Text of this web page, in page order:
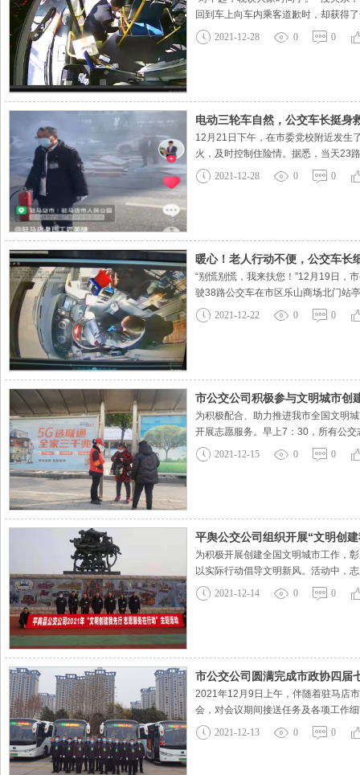
回到车上向车内乘客道歉时，却获得
他见情况紧急，于是立即减速停车，
避免拥堵和市民乘客时间不受影
2021-12-28 0 0
电动三轮车自然，公交车长挺身
12月21日下午，在市委党校附近发生
火，及时控制住险情。据悉，当天23
辆安全停靠路边，一边向车内乘客解
间不受影响，便回到驾驶室继续投入
2021-12-28 0 0
暖心！老人行动不便，公交车长
“别慌别慌，我来扶您！”12月19日，
驶38路公交车在市区乐山商场北门站
搀扶老人让其缓慢下车，搀扶老人安
作为公交车长时常会遇到腿脚
2021-12-22 0 0
市公交公司积极参与文明城市创
为积极配合、助力推进我市全国文明
开展志愿服务。早上7：30，所有公
有序上车；主动搀扶老、弱、病、残
清洁，在此基础上，引导公交车辆安全
2021-12-15 0 0
平舆公交公司组织开展“文明创
为积极开展创建全国文明城市工作，
以实际行动倡导文明新风。活动中，
目光，尽管天气寒冷，但公交志愿者
事，却是一件提高公民环保意识的
2021-12-14 0 0
市公交公司圆满完成市政协四届
2021年12月9日上午，伴随着驻马店
会，对会议期间接送任务及各项工作
礼让斑马线和疫情防控措施落实等一
保障人员以高度的责任感和严谨的工
2021-12-13 0 0